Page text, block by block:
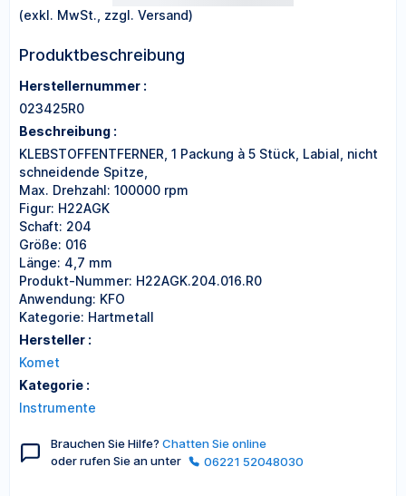
(exkl. MwSt., zzgl. Versand)
Produktbeschreibung
Herstellernummer :
023425R0
Beschreibung :
KLEBSTOFFENTFERNER, 1 Packung à 5 Stück, Labial, nicht
schneidende Spitze,
Max. Drehzahl: 100000 rpm
Figur: H22AGK
Schaft: 204
Größe: 016
Länge: 4,7 mm
Produkt-Nummer: H22AGK.204.016.R0
Anwendung: KFO
Kategorie: Hartmetall
Hersteller :
Komet
Kategorie :
Instrumente
Brauchen Sie Hilfe? Chatten Sie online
oder rufen Sie an unter
06221 52048030